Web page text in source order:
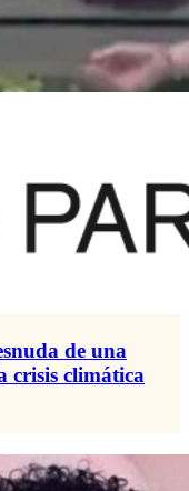
de una
crisis climática